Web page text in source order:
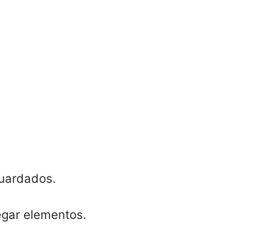
elementos.